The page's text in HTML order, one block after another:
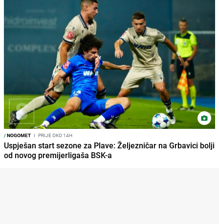
/NOGOMET I PRIJE OKO 14H
Uspješan start sezone za Plave: Željezničar na Grbavici bolji
od novog premijerligaša BSK-a